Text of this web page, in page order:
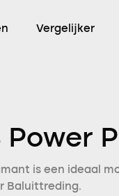
Vergelijker
Power
is een ideaal
Baluittreding.